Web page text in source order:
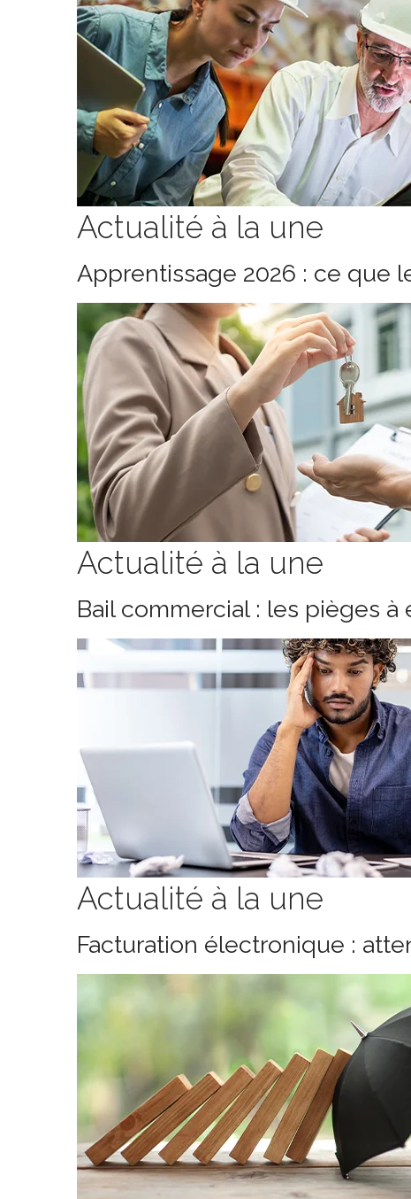
Actualité à la une
Apprentissage 2026 : ce que
Actualité à la une
Bail commercial : les pièges à
Actualité à la une
Facturation électronique :